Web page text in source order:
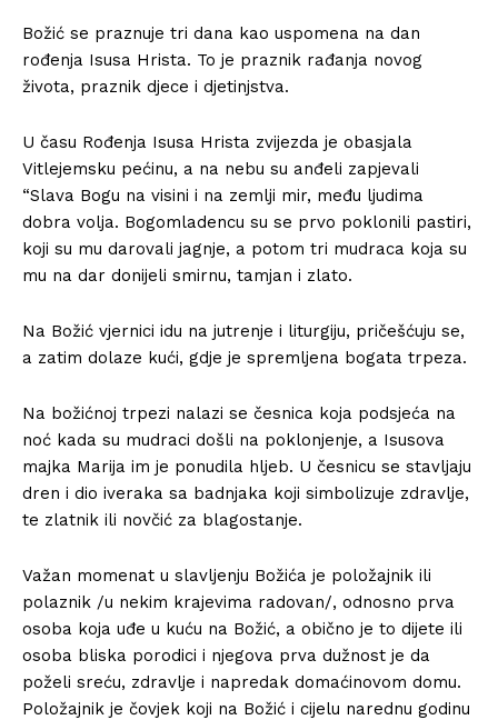
Božić se praznuje tri dana kao uspomena na dan
rođenja Isusa Hrista. To je praznik rađanja novog
života, praznik djece i djetinjstva.
U času Rođenja Isusa Hrista zvijezda je obasjala
Vitlejemsku pećinu, a na nebu su anđeli zapjevali
“Slava Bogu na visini i na zemlji mir, među ljudima
dobra volja. Bogomladencu su se prvo poklonili pastiri,
koji su mu darovali jagnje, a potom tri mudraca koja su
mu na dar donijeli smirnu, tamjan i zlato.
Na Božić vjernici idu na jutrenje i liturgiju, pričešćuju se,
a zatim dolaze kući, gdje je spremljena bogata trpeza.
Na božićnoj trpezi nalazi se česnica koja podsjeća na
noć kada su mudraci došli na poklonjenje, a Isusova
majka Marija im je ponudila hljeb. U česnicu se stavljaju
dren i dio iveraka sa badnjaka koji simbolizuje zdravlje,
te zlatnik ili novčić za blagostanje.
Važan momenat u slavljenju Božića je položajnik ili
polaznik /u nekim krajevima radovan/, odnosno prva
osoba koja uđe u kuću na Božić, a obično je to dijete ili
osoba bliska porodici i njegova prva dužnost je da
poželi sreću, zdravlje i napredak domaćinovom domu.
Položajnik je čovjek koji na Božić i cijelu narednu godinu